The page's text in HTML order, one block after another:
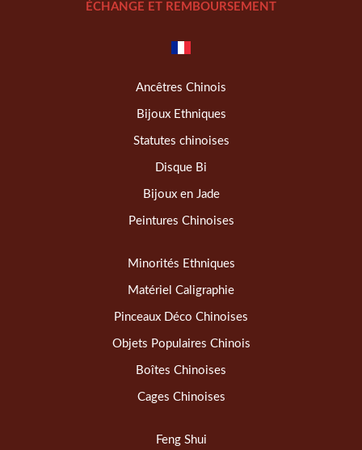
ÉCHANGE ET REMBOURSEMENT
Ancêtres Chinois
Bijoux Ethniques
Statutes chinoises
Disque Bi
Bijoux en Jade
Peintures Chinoises
Minorités Ethniques
Matériel Caligraphie
Pinceaux Déco Chinoises
Objets Populaires Chinois
Boîtes Chinoises
Cages Chinoises
Feng Shui